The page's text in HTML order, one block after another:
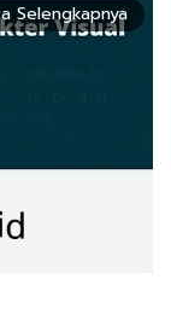
Selengkapnya